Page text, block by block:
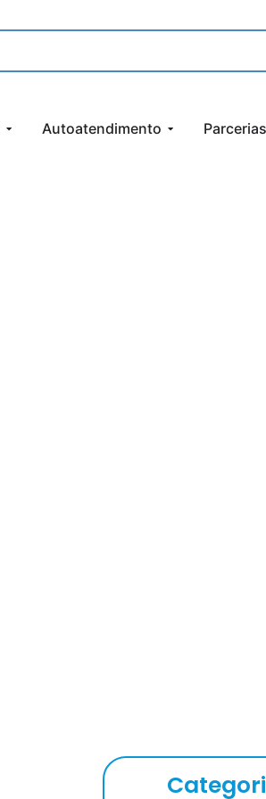
Autoatendimento Parcerias